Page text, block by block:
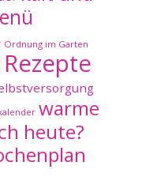
Ordnung im Garten
Rezepte
warme
heute?